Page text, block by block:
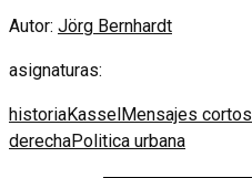
Autor: Jörg Bernhardt
asignaturas:
historiaKasselMensajes cortos
derechaPolitica urbana